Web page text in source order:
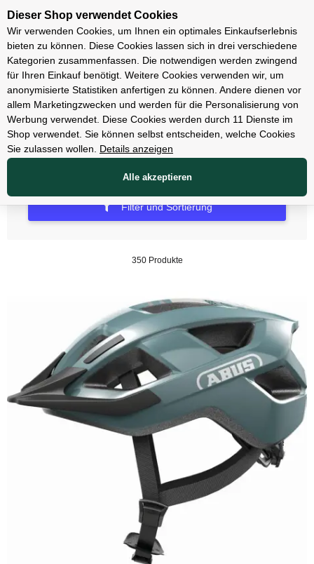
Unsere Filialen
58
Filter und Sortierung
350 Produkte
Dieser Shop verwendet Cookies
Wir verwenden Cookies, um Ihnen ein optimales Einkaufserlebnis
bieten zu können. Diese Cookies lassen sich in drei verschiedene
Kategorien zusammenfassen. Die notwendigen werden zwingend
für Ihren Einkauf benötigt. Weitere Cookies verwenden wir, um
anonymisierte Statistiken anfertigen zu können. Andere dienen vor
allem Marketingzwecken und werden für die Personalisierung von
Werbung verwendet. Diese Cookies werden durch 11 Dienste im
Shop verwendet. Sie können selbst entscheiden, welche Cookies
Sie zulassen wollen.
Details anzeigen
Alle akzeptieren